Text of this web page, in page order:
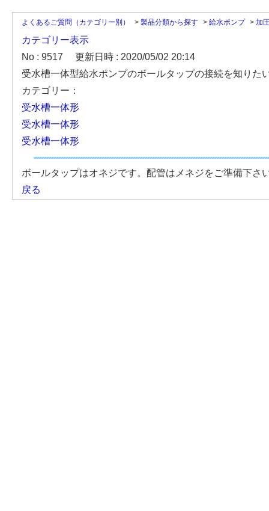
よくあるご質問（カテゴリー別） > 製品分類から探す > 給水ポンプ > 加
カテゴリー表示
No : 9517
更新日時 : 2020/05/02 20:14
受水槽一体型給水ポンプのボールタップの接続を知りた
カテゴリー：
受水槽一体形
受水槽一体形
受水槽一体形
ボールタップはオネジです。配管はメネジをご準備下さ
戻る